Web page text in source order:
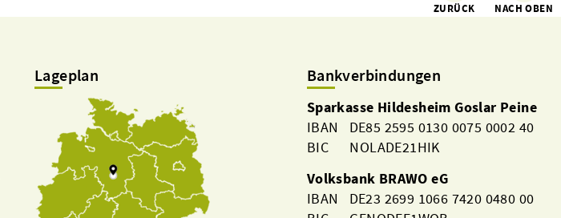
ZURÜCK NACH OBEN
Lageplan Bankverbindungen
Sparkasse Hildesheim Goslar Peine
IBAN DE85 2595 0130 0075 0002 40
BIC NOLADE21HIK
Volksbank BRAWO eG
IBAN DE23 2699 1066 7420 0480 00